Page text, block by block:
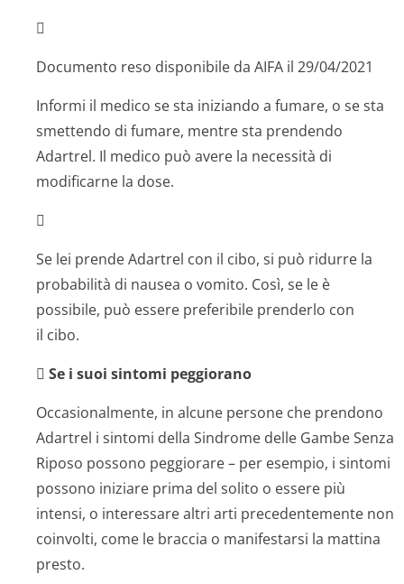

Documento reso disponibile da AIFA il 29/04/2021
Informi il medico se sta iniziando a fumare, o se sta
smettendo di fumare, mentre sta prendendo
Adartrel. Il medico può avere la necessità di
modificarne la dose.

Se lei prende Adartrel con il cibo, si può ridurre la
probabilità di nausea o vomito. Così, se le è
possibile, può essere preferibile prenderlo con
il cibo.
 Se i suoi sintomi peggiorano
Occasionalmente, in alcune persone che prendono
Adartrel i sintomi della Sindrome delle Gambe Senza
Riposo possono peggiorare – per esempio, i sintomi
possono iniziare prima del solito o essere più
intensi, o interessare altri arti precedentemente non
coinvolti, come le braccia o manifestarsi la mattina
presto.